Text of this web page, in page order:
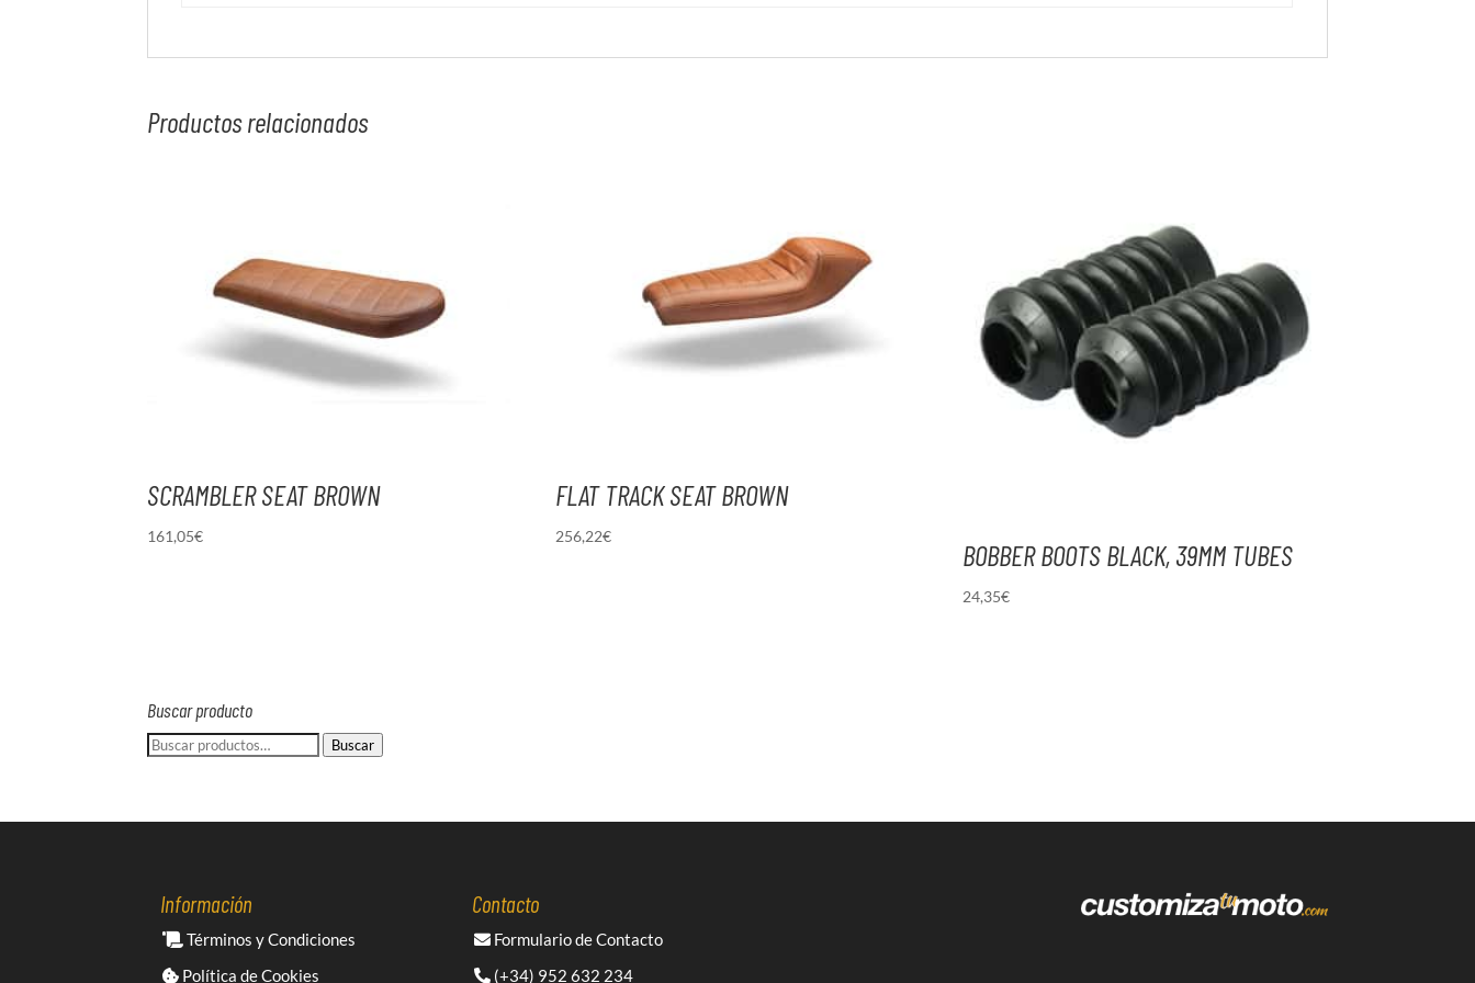
Productos relacionados
SCRAMBLER SEAT BROWN
161,05€
FLAT TRACK SEAT BROWN
256,22€
BOBBER BOOTS BLACK, 39MM TUBES
24,35€
Buscar producto
Buscar
Buscar
Información
Términos y Condiciones
Política de Cookies
Contacto
Formulario de Contacto
(+34) 952 632 234